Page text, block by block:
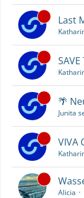
Last
🌴
Junita
VIVA
Alicia